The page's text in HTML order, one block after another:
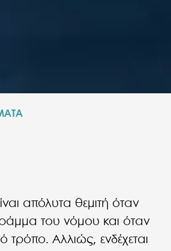
απόλυτα θεμιτή όταν
του νόμου και όταν
τρόπο. Αλλιώς, ενδέχεται